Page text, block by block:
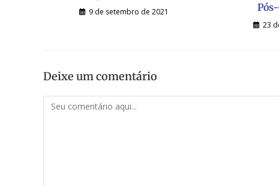
9 de setembro de 2021
23
Deixe um comentário